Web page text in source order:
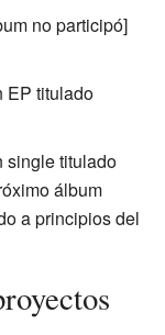
no participó]
EP titulado
single titulado
álbum
a principios del